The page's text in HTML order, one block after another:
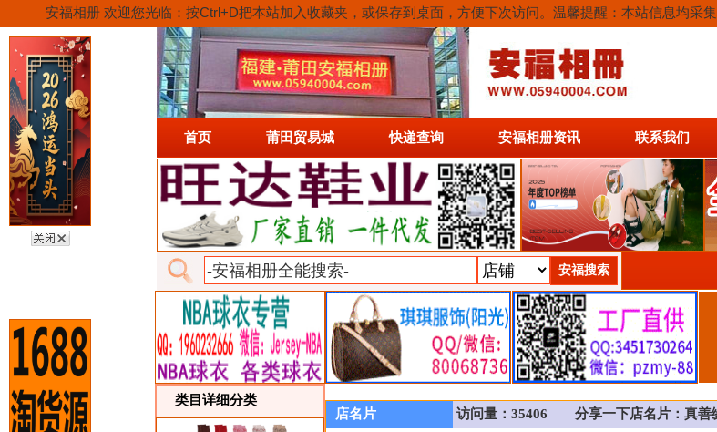
安福相册 欢迎您光临：按Ctrl+D把本站加入收藏夹，或保存到桌面，方便下次访问。温馨提醒：本站信息均采
首页 莆田贸易城 快递查询 安福相册资讯 联系我们
类目详细分类
店名片 访问量：35406 分享一下店名片：真善